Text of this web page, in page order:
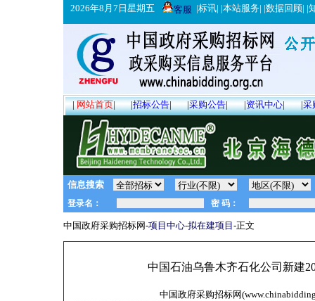
2026年8月7日星期五 客服 |标讯| |本站服务| |数据回顾| |
|网站首页| |招标公告| |采购公告| |资讯中心| |采
信息搜索
中国政府采购招标网-项目中心-拟在建项目 -正文
中国石油乌鲁木齐石化公司新建
中国政府采购招标网